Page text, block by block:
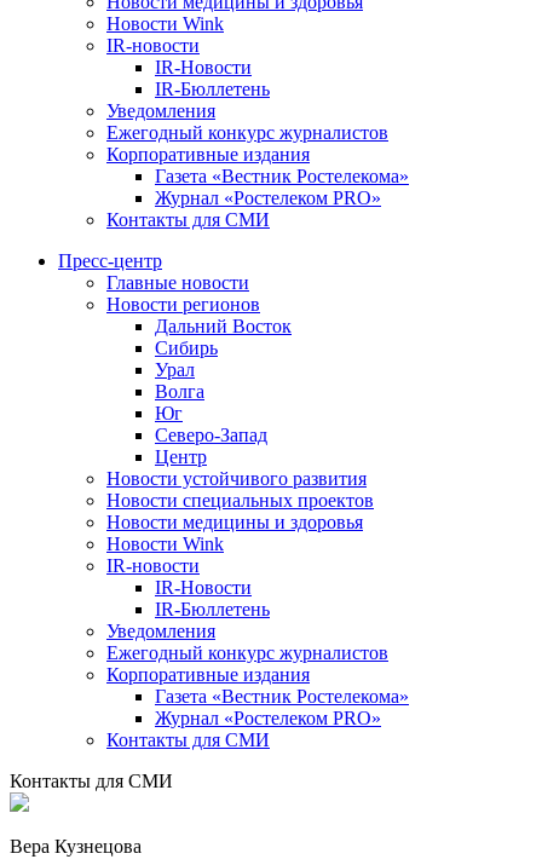
Новости Wink
IR-новости
IR-Новости
IR-Бюллетень
Уведомления
Ежегодный конкурс журналистов
Корпоративные издания
Газета «Вестник Ростелекома»
Журнал «Ростелеком PRO»
Контакты для СМИ
Пресс-центр
Главные новости
Новости регионов
Дальний Восток
Сибирь
Урал
Волга
Юг
Северо-Запад
Центр
Новости устойчивого развития
Новости специальных проектов
Новости медицины и здоровья
Новости Wink
IR-новости
IR-Новости
IR-Бюллетень
Уведомления
Ежегодный конкурс журналистов
Корпоративные издания
Газета «Вестник Ростелекома»
Журнал «Ростелеком PRO»
Контакты для СМИ
Контакты для СМИ
Вера Кузнецова